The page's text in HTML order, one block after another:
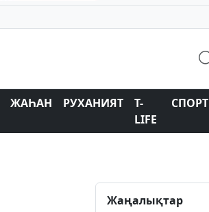
ЖАҺАН РУХАНИЯТ
T-
LIFE
СПОРТ
Жаңалықтар